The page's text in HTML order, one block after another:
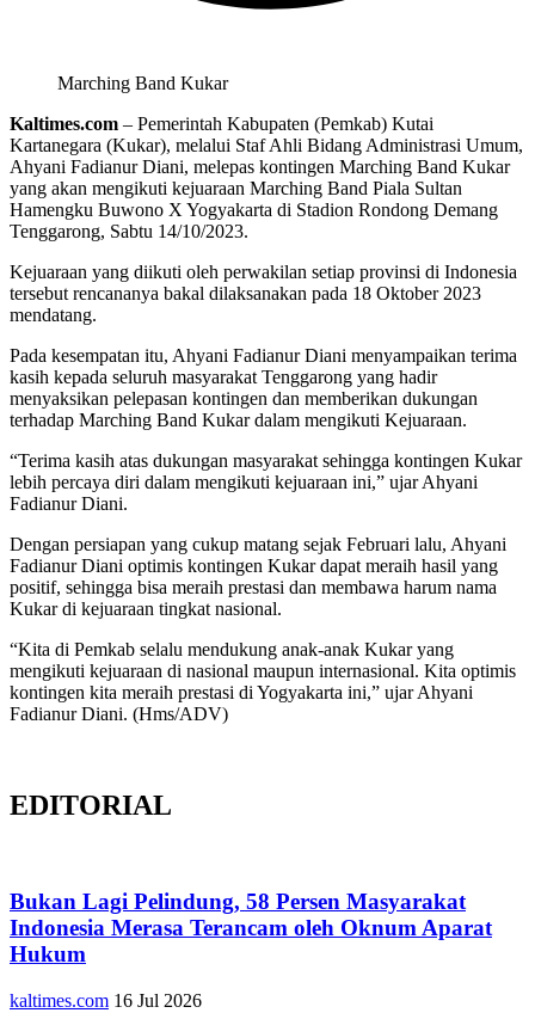
Marching Band Kukar
Kaltimes.com – Pemerintah Kabupaten (Pemkab) Kutai
Kartanegara (Kukar), melalui Staf Ahli Bidang Administrasi Umum,
Ahyani Fadianur Diani, melepas kontingen Marching Band Kukar
yang akan mengikuti kejuaraan Marching Band Piala Sultan
Hamengku Buwono X Yogyakarta di Stadion Rondong Demang
Tenggarong, Sabtu 14/10/2023.
Kejuaraan yang diikuti oleh perwakilan setiap provinsi di Indonesia
tersebut rencananya bakal dilaksanakan pada 18 Oktober 2023
mendatang.
Pada kesempatan itu, Ahyani Fadianur Diani menyampaikan terima
kasih kepada seluruh masyarakat Tenggarong yang hadir
menyaksikan pelepasan kontingen dan memberikan dukungan
terhadap Marching Band Kukar dalam mengikuti Kejuaraan.
“Terima kasih atas dukungan masyarakat sehingga kontingen Kukar
lebih percaya diri dalam mengikuti kejuaraan ini,” ujar Ahyani
Fadianur Diani.
Dengan persiapan yang cukup matang sejak Februari lalu, Ahyani
Fadianur Diani optimis kontingen Kukar dapat meraih hasil yang
positif, sehingga bisa meraih prestasi dan membawa harum nama
Kukar di kejuaraan tingkat nasional.
“Kita di Pemkab selalu mendukung anak-anak Kukar yang
mengikuti kejuaraan di nasional maupun internasional. Kita optimis
kontingen kita meraih prestasi di Yogyakarta ini,” ujar Ahyani
Fadianur Diani. (Hms/ADV)
EDITORIAL
Bukan Lagi Pelindung, 58 Persen Masyarakat
Indonesia Merasa Terancam oleh Oknum Aparat
Hukum
kaltimes.com 16 Jul 2026